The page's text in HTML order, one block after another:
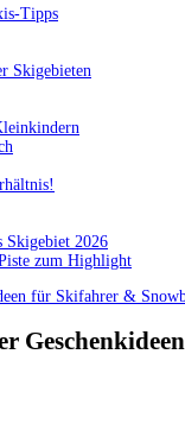
Tipps
Skigebieten
2026
zum Highlight
für Skifahrer &